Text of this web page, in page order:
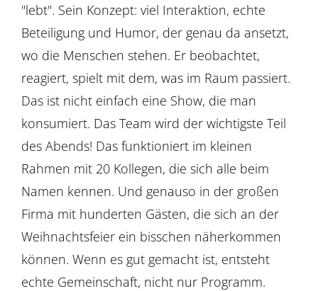
"lebt". Sein Konzept: viel Interaktion, echte
Beteiligung und Humor, der genau da ansetzt,
wo die Menschen stehen. Er beobachtet,
reagiert, spielt mit dem, was im Raum passiert.
Das ist nicht einfach eine Show, die man
konsumiert. Das Team wird der wichtigste Teil
des Abends! Das funktioniert im kleinen
Rahmen mit 20 Kollegen, die sich alle beim
Namen kennen. Und genauso in der großen
Firma mit hunderten Gästen, die sich an der
Weihnachtsfeier ein bisschen näherkommen
können. Wenn es gut gemacht ist, entsteht
echte Gemeinschaft, nicht nur Programm.